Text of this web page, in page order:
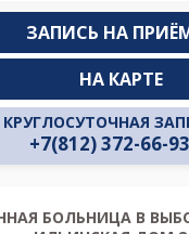
ЗАПИСЬ НА
КРУГЛОСУТОЧНАЯ
+7(812) 372-66-93
НА КАРТЕ
БОЛЬНИЦА В